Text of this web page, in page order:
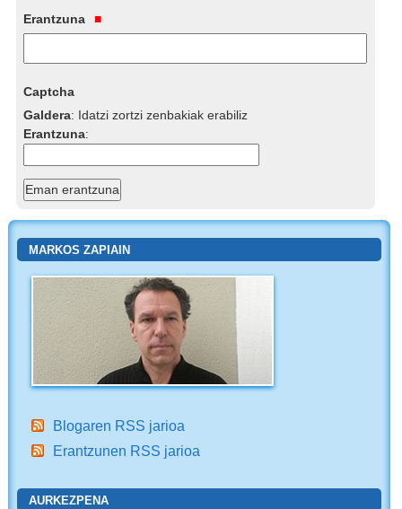
Erantzuna
Captcha
Galdera: Idatzi zortzi zenbakiak erabiliz
Erantzuna:
MARKOS ZAPIAIN
Blogaren RSS jarioa
Erantzunen RSS jarioa
AURKEZPENA